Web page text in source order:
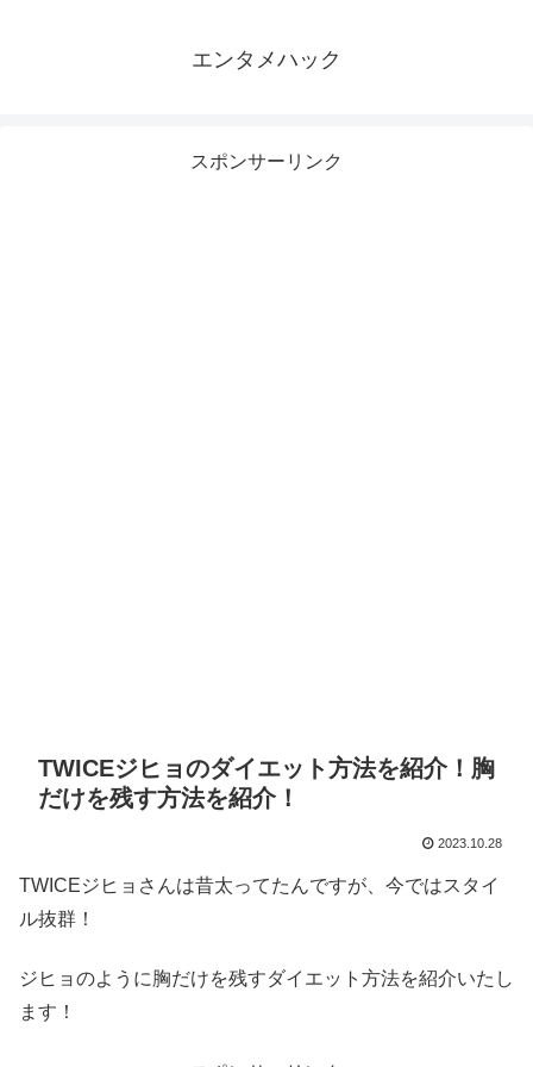
エンタメハック
スポンサーリンク
TWICEジヒョのダイエット方法を紹介！胸
だけを残す方法を紹介！
2023.10.28
TWICEジヒョさんは昔太ってたんですが、今ではスタイ
ル抜群！
ジヒョのように胸だけを残すダイエット方法を紹介いたし
ます！